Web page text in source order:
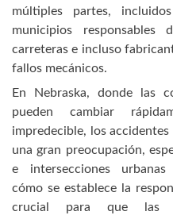
múltiples partes,
municipios responsables
carreteras e incluso
fallos mecánicos.
En Nebraska, donde las
pueden cambiar
impredecible, los
una gran preocupación,
e intersecciones urbanas
cómo se establece la
crucial para que las